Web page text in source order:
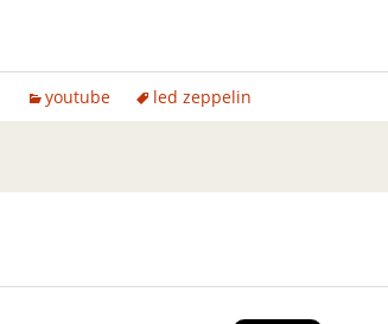
youtube led zeppelin